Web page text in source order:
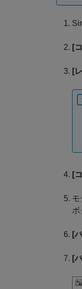
[
[
[
モ
[
[